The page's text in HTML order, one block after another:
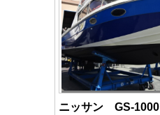
ニッサン GS-1000